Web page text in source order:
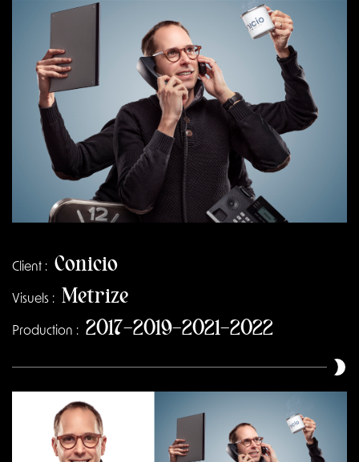
Client : Conicio
Visuels : Metrize
Production : 2017-2019-2021-2022